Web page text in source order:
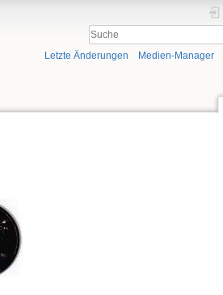
Letzte Änderungen Medien-Manager